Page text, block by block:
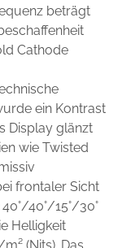
beträgt
Cathode
ein Kontrast
Display glänzt
wie Twisted
frontaler Sicht
40°/15°/30°
Helligkeit